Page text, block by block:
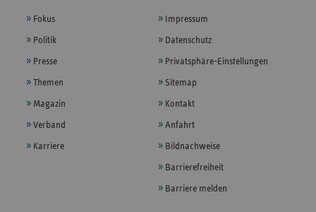
Fokus
Politik
Presse
Themen
Magazin
Verband
Karriere
Impressum
Datenschutz
Privatsphäre-Einstellungen
Sitemap
Kontakt
Anfahrt
Bildnachweise
Barrierefreiheit
Barriere melden